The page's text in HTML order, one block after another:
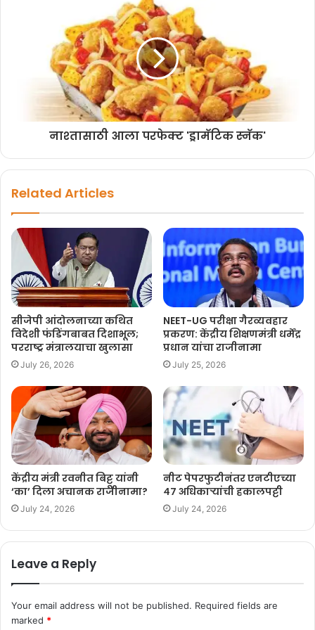
नाश्‍तासाठी आला परफेक्ट 'ड्रामॅटिक स्‍नॅक'
Related Articles
सीजेपी आंदोलनाच्या कथित
विदेशी फंडिंगबाबत दिशाभूल;
परराष्ट्र मंत्रालयाचा खुलासा
July 26, 2026
NEET-UG परीक्षा गैरव्यवहार
प्रकरण: केंद्रीय शिक्षणमंत्री धर्मेंद्र
प्रधान यांचा राजीनामा
July 25, 2026
केंद्रीय मंत्री रवनीत बिट्टू यांनी
‘का’ दिला अचानक राजीनामा?
July 24, 2026
नीट पेपरफुटीनंतर एनटीएच्या
४७ अधिकाऱ्यांची हकालपट्टी
July 24, 2026
Leave a Reply
Your email address will not be published. Required fields are
marked *